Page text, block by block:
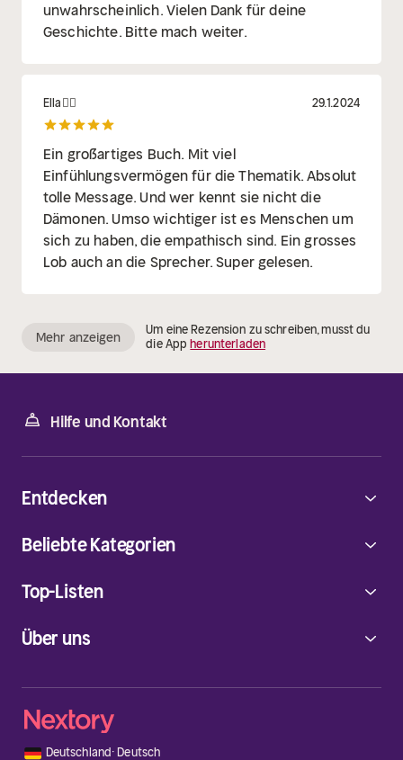
unwahrscheinlich. Vielen Dank für deine
Geschichte. Bitte mach weiter.
Ella🧚‍♀️ 29.1.2024
Ein großartiges Buch. Mit viel
Einfühlungsvermögen für die Thematik. Absolut
tolle Message. Und wer kennt sie nicht die
Dämonen. Umso wichtiger ist es Menschen um
sich zu haben, die empathisch sind. Ein grosses
Lob auch an die Sprecher. Super gelesen.
Mehr anzeigen
Um eine Rezension zu schreiben, musst du
die Appherunterladen
Hilfe und Kontakt
Über uns
Entdecken
Beliebte Kategorien
Top-Listen
🇩🇪 Deutschland·Deutsch